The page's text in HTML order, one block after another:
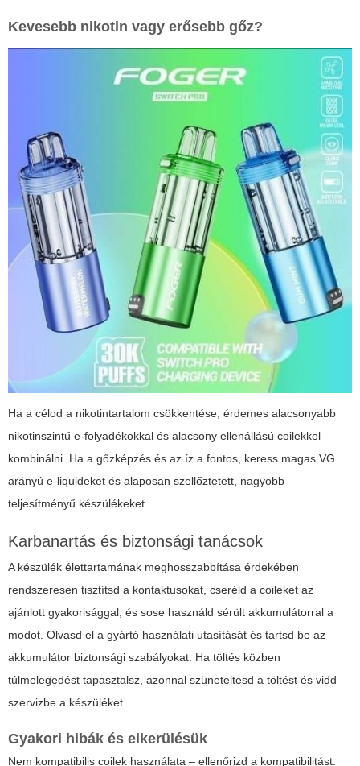
Kevesebb nikotin vagy erősebb gőz?
Ha a célod a nikotintartalom csökkentése, érdemes alacsonyabb
nikotinszintű e-folyadékokkal és alacsony ellenállású coilekkel
kombinálni. Ha a gőzképzés és az íz a fontos, keress magas VG
arányú e-liquideket és alaposan szellőztetett, nagyobb
teljesítményű készülékeket.
Karbanartás és biztonsági tanácsok
A készülék élettartamának meghosszabbítása érdekében
rendszeresen tisztítsd a kontaktusokat, cseréld a coileket az
ajánlott gyakorisággal, és sose használd sérült akkumulátorral a
modot. Olvasd el a gyártó használati utasítását és tartsd be az
akkumulátor biztonsági szabályokat. Ha töltés közben
túlmelegedést tapasztalsz, azonnal szüneteltesd a töltést és vidd
szervizbe a készüléket.
Gyakori hibák és elkerülésük
Nem kompatibilis coilek használata – ellenőrizd a kompatibilitást.